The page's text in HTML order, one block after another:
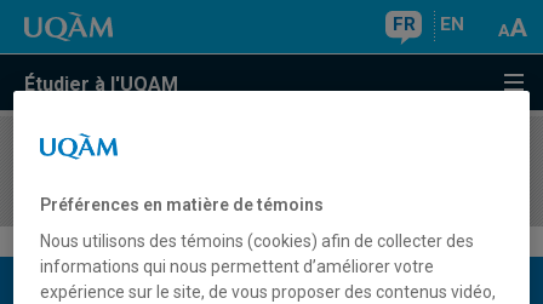
FR EN
Étudier à l'UQAM
COURS//
Description du cours
Préférences en matière de témoins
Nous utilisons des témoins (cookies) afin de collecter des
informations qui nous permettent d’améliorer votre
expérience sur le site, de vous proposer des contenus vidéo,